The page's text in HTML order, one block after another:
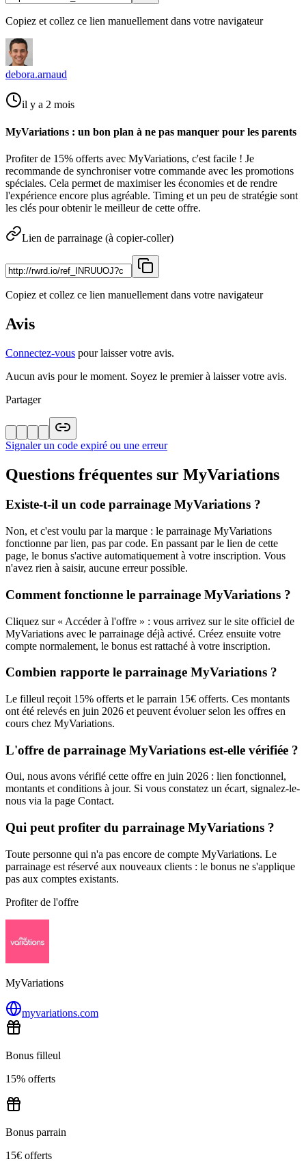
Copiez et collez ce lien manuellement dans votre navigateur
debora.arnaud
il y a 2 mois
MyVariations : un bon plan à ne pas manquer pour les parents
Profiter de 15% offerts avec MyVariations, c'est facile ! Je
recommande de synchroniser votre commande avec les promotions
spéciales. Cela permet de maximiser les économies et de rendre
l'expérience encore plus agréable. Timing et un peu de stratégie sont
les clés pour obtenir le meilleur de cette offre.
Lien de parrainage (à copier-coller)
Copiez et collez ce lien manuellement dans votre navigateur
Avis
Connectez-vous pour laisser votre avis.
Aucun avis pour le moment. Soyez le premier à laisser votre avis.
Partager
Signaler un code expiré ou une erreur
Questions fréquentes sur MyVariations
Existe-t-il un code parrainage MyVariations ?
Non, et c'est voulu par la marque : le parrainage MyVariations
fonctionne par lien, pas par code. En passant par le lien de cette
page, le bonus s'active automatiquement à votre inscription. Vous
n'avez rien à saisir, aucune erreur possible.
Comment fonctionne le parrainage MyVariations ?
Cliquez sur « Accéder à l'offre » : vous arrivez sur le site officiel de
MyVariations avec le parrainage déjà activé. Créez ensuite votre
compte normalement, le bonus est rattaché à votre inscription.
Combien rapporte le parrainage MyVariations ?
Le filleul reçoit 15% offerts et le parrain 15€ offerts. Ces montants
ont été relevés en juin 2026 et peuvent évoluer selon les offres en
cours chez MyVariations.
L'offre de parrainage MyVariations est-elle vérifiée ?
Oui, nous avons vérifié cette offre en juin 2026 : lien fonctionnel,
montants et conditions à jour. Si vous constatez un écart, signalez-le-
nous via la page Contact.
Qui peut profiter du parrainage MyVariations ?
Toute personne qui n'a pas encore de compte MyVariations. Le
parrainage est réservé aux nouveaux clients : le bonus ne s'applique
pas aux comptes existants.
Profiter de l'offre
MyVariations
myvariations.com
Bonus filleul
15% offerts
Bonus parrain
15€ offerts